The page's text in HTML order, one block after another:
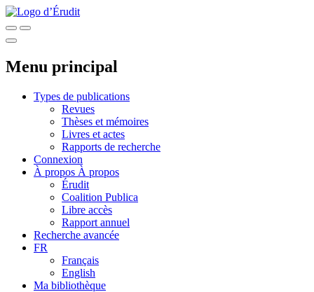
Menu principal
Types de publications
Revues
Thèses et mémoires
Livres et actes
Rapports de recherche
Connexion
À propos À propos
Érudit
Coalition Publica
Libre accès
Rapport annuel
Recherche avancée
FR
Français
English
Ma bibliothèque